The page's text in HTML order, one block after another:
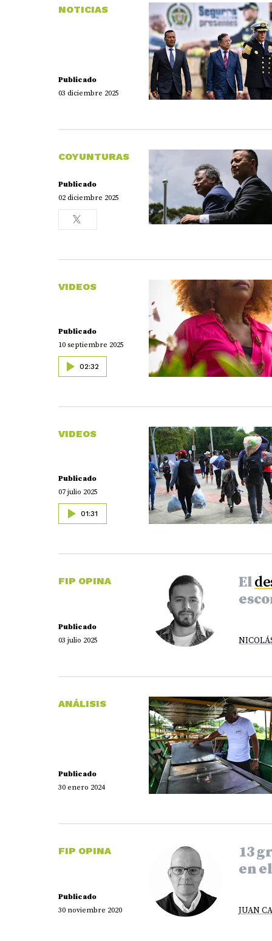
Publicado
03 diciembre 2025
NOTICIAS
Publicado
02 diciembre 2025
COYUNTURAS
Publicado
10 septiembre 2025
02:32
VIDEOS
Publicado
07 julio 2025
01:31
VIDEOS
Publicado
03 julio 2025
FIP OPINA El
Publicado
30 enero 2024
ANÁLISIS
Publicado
30 noviembre 2020
FIP OPINA
13
en
JUAN